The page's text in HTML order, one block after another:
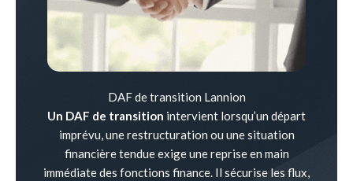
DAF de transition Lannion
Un DAF de transition intervient lorsqu’un départ
imprévu, une restructuration ou une situation
financière tendue exige une reprise en main
immédiate des fonctions finance. Il sécurise les flux,